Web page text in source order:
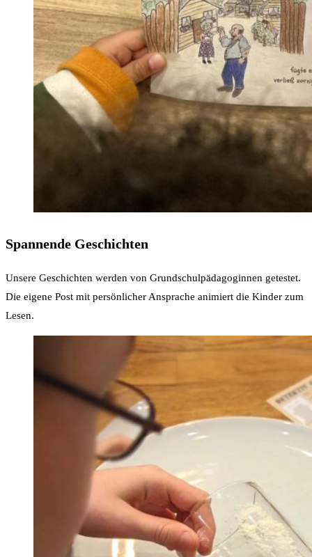
Spannende Geschichten
Unsere Geschichten werden von Grundschulpädagoginnen getestet.
Die eigene Post mit persönlicher Ansprache animiert die Kinder zum
Lesen.​